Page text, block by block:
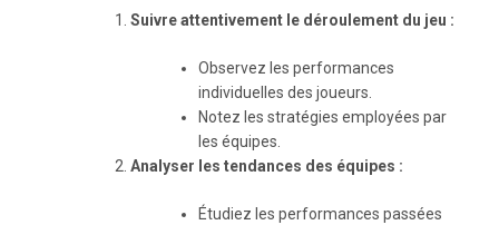
Suivre attentivement le déroulement du jeu :
Observez les performances
individuelles des joueurs.
Notez les stratégies employées par
les équipes.
Analyser les tendances des équipes :
Étudiez les performances passées